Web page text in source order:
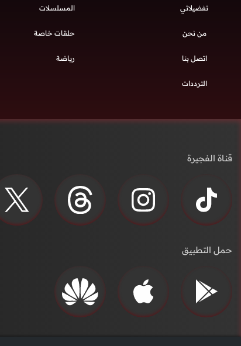
تفضيلاتي
من نحن
اتصل بنا
الترددات
المسلسلات
حلقات خاصة
رياضة
قناة الفجيرة
حمل التطبيق